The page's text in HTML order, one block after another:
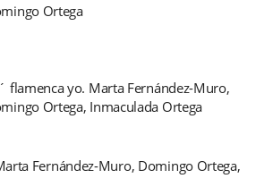
Ortega
flamenca yo. Marta Fernández-Muro,
Ortega, Inmaculada Ortega
Fernández-Muro, Domingo Ortega,